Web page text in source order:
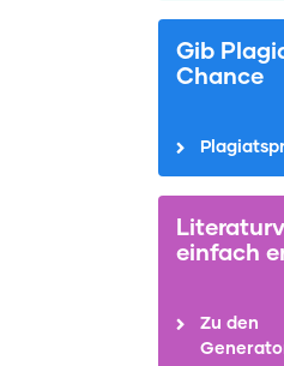
Gib
Chance
einfach
Zu den